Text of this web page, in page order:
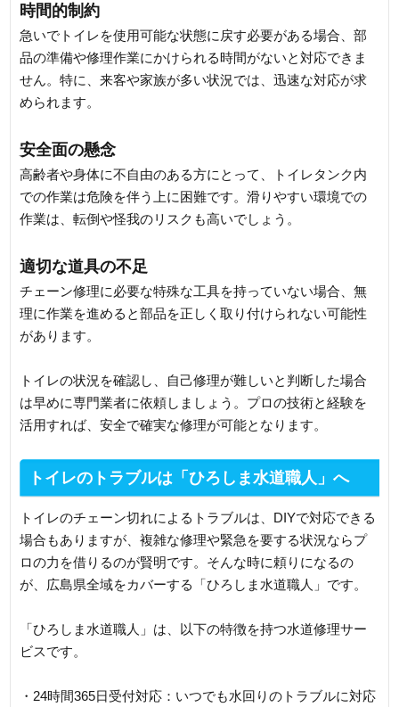
時間的制約
急いでトイレを使用可能な状態に戻す必要がある場合、部
品の準備や修理作業にかけられる時間がないと対応できま
せん。特に、来客や家族が多い状況では、迅速な対応が求
められます。
安全面の懸念
高齢者や身体に不自由のある方にとって、トイレタンク内
での作業は危険を伴う上に困難です。滑りやすい環境での
作業は、転倒や怪我のリスクも高いでしょう。
適切な道具の不足
チェーン修理に必要な特殊な工具を持っていない場合、無
理に作業を進めると部品を正しく取り付けられない可能性
があります。
トイレの状況を確認し、自己修理が難しいと判断した場合
は早めに専門業者に依頼しましょう。プロの技術と経験を
活用すれば、安全で確実な修理が可能となります。
トイレのトラブルは「ひろしま水道職人」へ
トイレのチェーン切れによるトラブルは、DIYで対応できる
場合もありますが、複雑な修理や緊急を要する状況ならプ
ロの力を借りるのが賢明です。そんな時に頼りになるの
が、広島県全域をカバーする「ひろしま水道職人」です。
「ひろしま水道職人」は、以下の特徴を持つ水道修理サー
ビスです。
・24時間365日受付対応：いつでも水回りのトラブルに対応